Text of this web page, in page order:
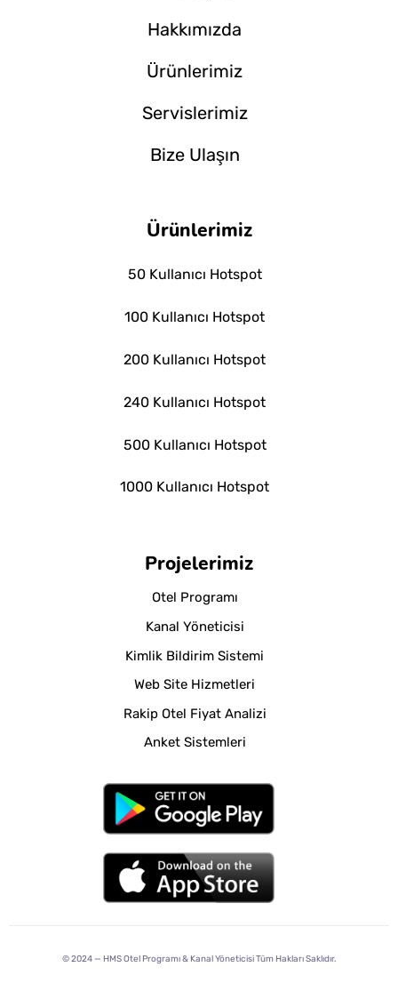
Hakkımızda
Ürünlerimiz
Servislerimiz
Bize Ulaşın
Ürünlerimiz
50 Kullanıcı Hotspot
100 Kullanıcı Hotspot
200 Kullanıcı Hotspot
240 Kullanıcı Hotspot
500 Kullanıcı Hotspot
1000 Kullanıcı Hotspot
Projelerimiz
Otel Programı
Kanal Yöneticisi
Kimlik Bildirim Sistemi
Web Site Hizmetleri
Rakip Otel Fiyat Analizi
Anket Sistemleri
© 2024 — HMS Otel Programı & Kanal Yöneticisi Tüm Hakları Saklıdır.